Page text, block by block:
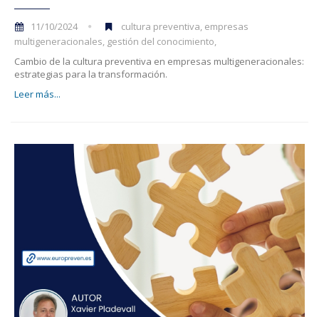
11/10/2024
cultura preventiva, empresas
multigeneracionales, gestión del conocimiento,
Cambio de la cultura preventiva en empresas multigeneracionales:
estrategias para la transformación.
Leer más...